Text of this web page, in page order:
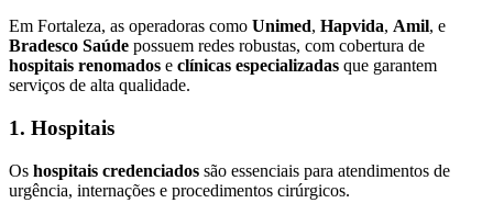
Em Fortaleza, as operadoras como Unimed, Hapvida, Amil, e
Bradesco Saúde possuem redes robustas, com cobertura de
hospitais renomados e clínicas especializadas que garantem
serviços de alta qualidade.
1. Hospitais
Os hospitais credenciados são essenciais para atendimentos de
urgência, internações e procedimentos cirúrgicos.